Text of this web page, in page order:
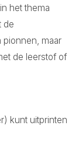
het thema
de
maar
de leerstof of
kunt uitprinten